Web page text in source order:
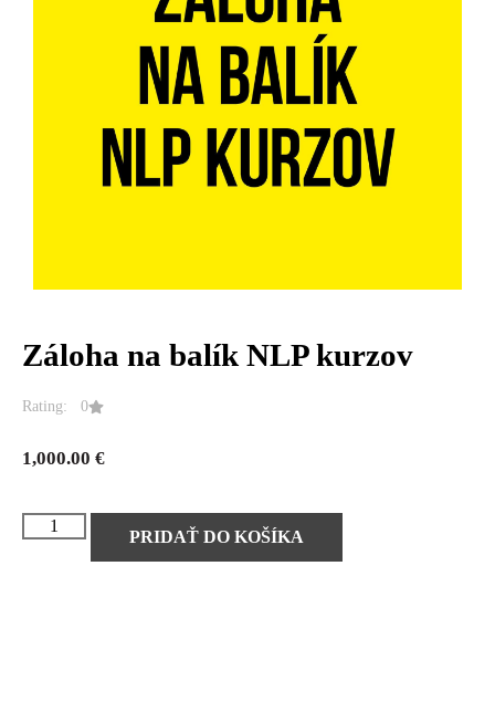
Záloha na balík NLP kurzov
Rating: 0
1,000.00 €
PRIDAŤ DO KOŠÍKA